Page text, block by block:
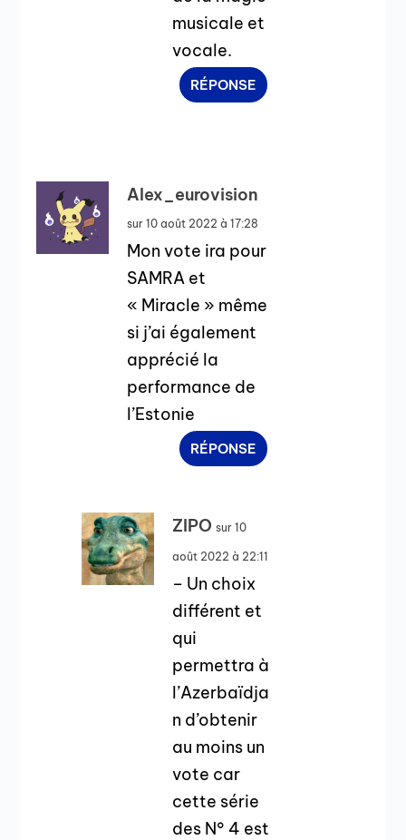
musicale et
vocale.
RÉPONSE
Alex_eurovision
sur 10 août 2022 à 17:28
Mon vote ira pour
SAMRA et
« Miracle » même
si j’ai également
apprécié la
performance de
l’Estonie
RÉPONSE
ZIPO sur 10
août 2022 à 22:11
– Un choix
différent et
qui
permettra à
l’Azerbaïdja
n d’obtenir
au moins un
vote car
cette série
des N° 4 est